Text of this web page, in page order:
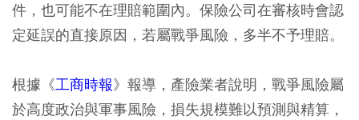
件，也可能不在理賠範圍內。保險公司在審核時會認
定延誤的直接原因，若屬戰爭風險，多半不予理賠。
根據《工商時報》報導，產險業者說明，戰爭風險屬
於高度政治與軍事風險，損失規模難以預測與精算，